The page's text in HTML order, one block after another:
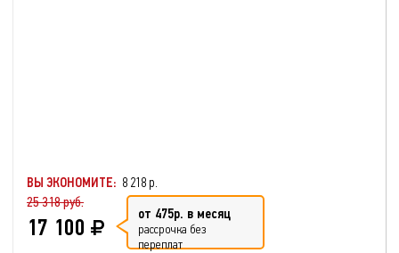
ВЫ ЭКОНОМИТЕ: 8 218 р.
25 318 руб.
17 100 от 475р. в месяц
рассрочка без
переплат